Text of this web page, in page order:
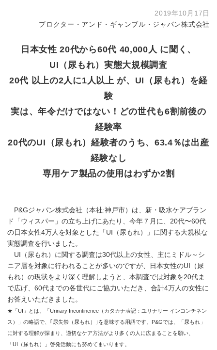
2019年10月17日
プロクター・アンド・ギャンブル・ジャパン株式会社
日本女性 20代から60代 40,000人 に聞く、
UI（尿もれ）実態大規模調査
20代 以上の2人に1人以上 が、UI（尿もれ）を経
験
実は、年令だけではない！どの世代も6割前後の
経験率
20代のUI（尿もれ）経験者のうち、63.4％は出産
経験なし
専用ケア製品の使用はわずか2割
P&Gジャパン株式会社（本社:神戸市）は、新・吸水ケアブラン
ド「ウィスパー」の立ち上げにあたり、今年７月に、20代〜60代
の日本女性4万人を対象とした「UI（尿もれ）」に関する大規模な
実態調査を行いました。
UI（尿もれ）に関する調査は30代以上の女性、主にミドル～シ
ニア層を対象に行われることが多いのですが、日本女性のUI（尿
もれ）の現状をより深く理解しようと、本調査では対象を20代ま
で広げ、60代までの各世代にご協力いただき、合計4万人の女性に
お答えいただきました。
★「UI」とは、「Urinary Incontinence（カタカナ表記：ユリナリー インコンチネン
ス）」の略語で、｢尿失禁（尿もれ）｣を意味する用語です。P&Gでは、「尿もれ」
に対する理解が深まり、適切なケア方法がより多くの人に広まることを願い、
「UI（尿もれ）」啓発活動にも努めてまいります。